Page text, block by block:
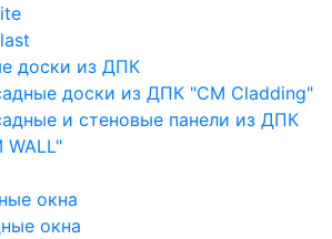
доски из ДПК
доски из ДПК "CM Cladding"
и стеновые панели из ДПК
WALL"
окна
окна